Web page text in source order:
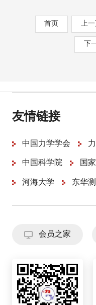
首页 上一
下
友情链接
中国力学学会
中国科学院 国
河海大学 东华
会员之家